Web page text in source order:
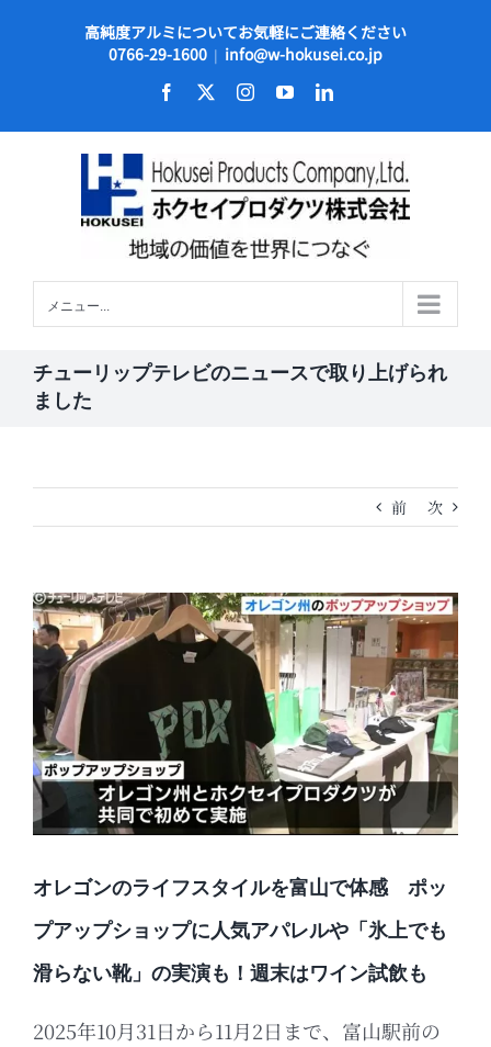
高純度アルミについてお気軽にご連絡ください
0766-29-1600 | info@w-hokusei.co.jp
Facebook InstagramYouTubeLinkedIn
メニュー...
チューリップテレビのニュースで取り上げられ
ました
前 次
オレゴンのライフスタイルを富山で体感 ポッ
プアップショップに人気アパレルや「氷上でも
滑らない靴」の実演も！週末はワイン試飲も
2025年10月31日から11月2日まで、富山駅前の